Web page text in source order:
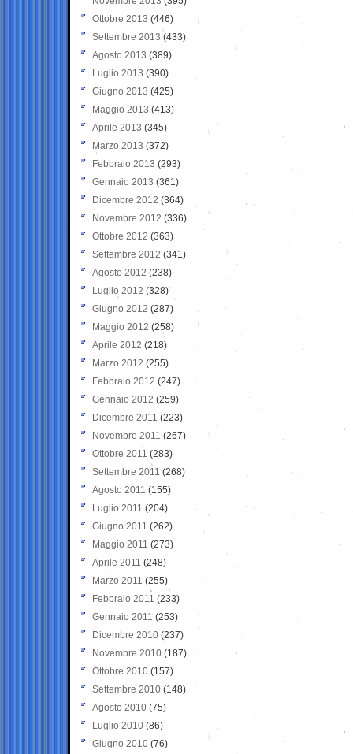
Ottobre 2013 (446)
Settembre 2013 (433)
Agosto 2013 (389)
Luglio 2013 (390)
Giugno 2013 (425)
Maggio 2013 (413)
Aprile 2013 (345)
Marzo 2013 (372)
Febbraio 2013 (293)
Gennaio 2013 (361)
Dicembre 2012 (364)
Novembre 2012 (336)
Ottobre 2012 (363)
Settembre 2012 (341)
Agosto 2012 (238)
Luglio 2012 (328)
Giugno 2012 (287)
Maggio 2012 (258)
Aprile 2012 (218)
Marzo 2012 (255)
Febbraio 2012 (247)
Gennaio 2012 (259)
Dicembre 2011 (223)
Novembre 2011 (267)
Ottobre 2011 (283)
Settembre 2011 (268)
Agosto 2011 (155)
Luglio 2011 (204)
Giugno 2011 (262)
Maggio 2011 (273)
Aprile 2011 (248)
Marzo 2011 (255)
Febbraio 2011 (233)
Gennaio 2011 (253)
Dicembre 2010 (237)
Novembre 2010 (187)
Ottobre 2010 (157)
Settembre 2010 (148)
Agosto 2010 (75)
Luglio 2010 (86)
Giugno 2010 (76)